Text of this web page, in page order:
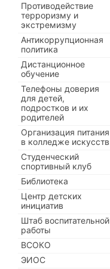
Противодействие
терроризму и
экстремизму
Антикоррупционная
политика
Дистанционное
обучение
Телефоны доверия
для детей,
подростков и их
родителей
Организация питания
в колледже искусств
Студенческий
спортивный клуб
Библиотека
Центр детских
инициатив
Штаб воспитательной
работы
ВСОКО
ЭИОС